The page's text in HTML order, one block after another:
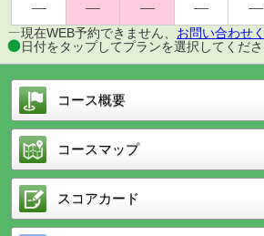
現在WEB予約できません、 お問い合わせ
日付をタップしてプランを選択してくださ
コース概要
コースマップ
スコアカード